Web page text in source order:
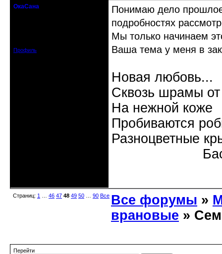
ОкаСана
Профиль
Понимаю дело
подробностях
Мы только начинаем
Ваша тема у меня в
Новая любовь...
Сквозь шрамы
На нежной коже
Пробиваются
Разноцветные
Страниц: 1 46 47 48 49 50 90 Все Все форумы »
врановые »
Перейти